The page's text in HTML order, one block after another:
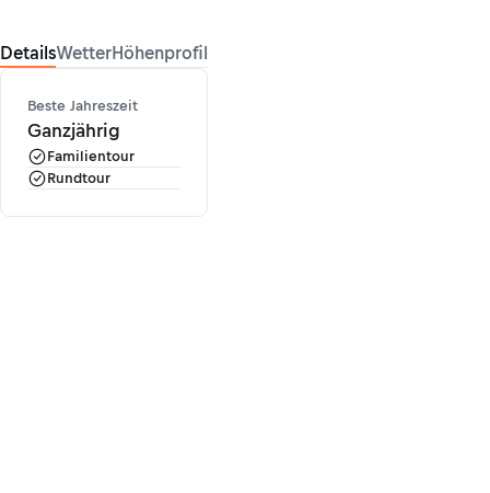
DetailsWetterHöhenprofil
Beste Jahreszeit
Ganzjährig
Familientour
Rundtour